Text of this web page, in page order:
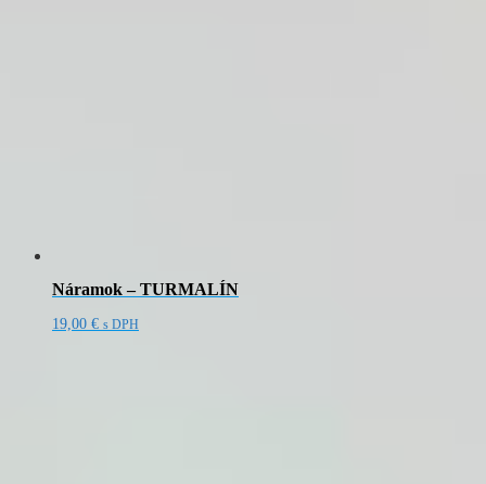
Náramok – TURMALÍN
19,00 € s DPH